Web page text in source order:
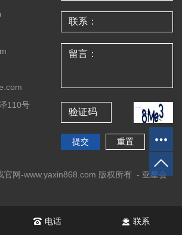
110号
官网-www.yaxin868.com 版权所有 - 亚星会
电话 联系